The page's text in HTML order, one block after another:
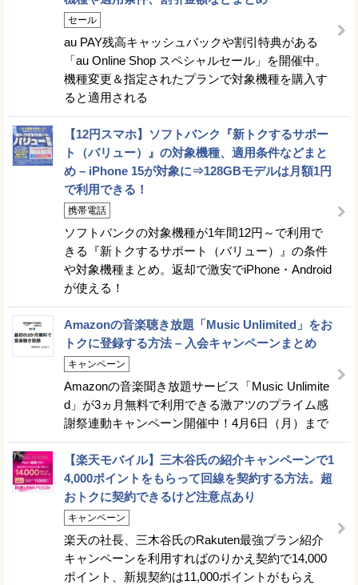
セール
au PAY残高キャッシュバックや割引特典がある
「au Online Shop スペシャルセール」を開催中。
機種変更＆指定されたプランで対象機種を購入す
ると適用される
【12円スマホ】ソフトバンク『新トクするサポー
ト（バリュー）』の対象機種、適用条件などまと
め – iPhone 15が対象に⇒128GBモデルは月額1円
で利用できる！
携帯電話
ソフトバンクの対象機種が1年間12円～で利用で
きる『新トクするサポート（バリュー）』の条件
や対象機種まとめ。返却で激安でiPhone・Android
が使える！
Amazonの音楽聴き放題「Music Unlimited」をお
トクに登録する方法 – 入会キャンペーンまとめ
キャンペーン
Amazonの音楽聞き放題サービス「Music Unlimite
d」が3ヵ月無料で利用できる激アツのプライム感
謝祭連動キャンペーン開催中！4月6日（月）まで
【楽天モバイル】三木谷氏の紹介キャンペーンで1
4,000ポイントをもらって回線を契約する方法。超
おトクに契約できるけど注意点あり
キャンペーン
楽天の社長、三木谷氏のRakuten最強プラン紹介
キャンペーンを利用すればのりかえ契約で14,000
ポイント、新規契約は11,000ポイントがもらえ